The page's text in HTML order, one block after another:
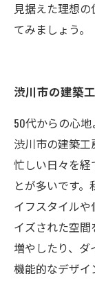
見据えた理想
てみましょう。
渋川市の建築
50代からの心地
渋川市の建築工
忙しい日々を経
とが多いです
イフスタイル
イズされた空間
増やしたり、ダ
機能的なデザ